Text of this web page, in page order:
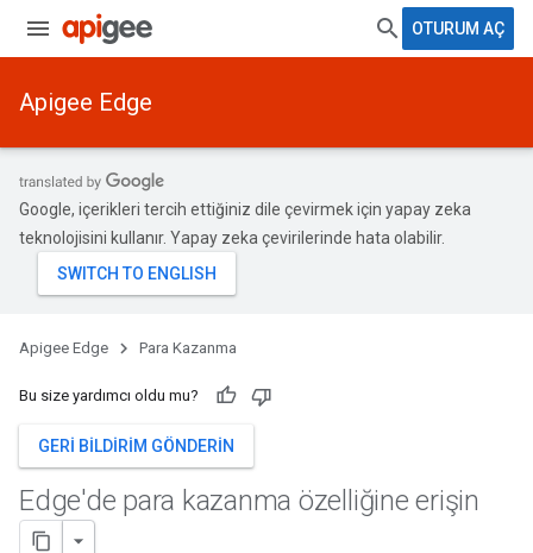
OTURUM AÇ
Apigee Edge
Google, içerikleri tercih ettiğiniz dile çevirmek için yapay zeka
teknolojisini kullanır. Yapay zeka çevirilerinde hata olabilir.
Apigee Edge Para Kazanma
Bu size yardımcı oldu mu?
GERI BILDIRIM GÖNDERIN
Edge'de para kazanma özelliğine erişin